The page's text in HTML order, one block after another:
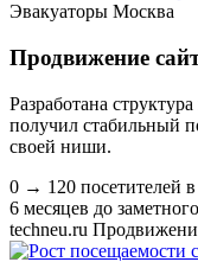
Эвакуаторы Москва
Продвижение
Разработана
получил стабильный
своей ниши.
0 → 120 посетителей
6 месяцев до
techneu.ru